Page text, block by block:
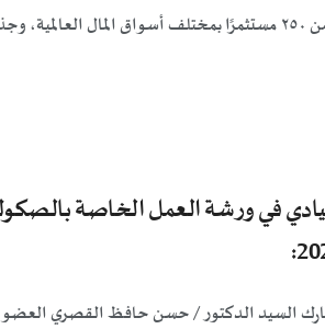
أمريكي، بما يعنى تغطية الاكتتاب بأكثر من أربع مرات، وتقدم أكثر من ٢٥٠ مستثمرًا بمختلف أسواق
في ورشة العمل الخاصة
شارك السيد الدكتور / حسن حافظ القصري